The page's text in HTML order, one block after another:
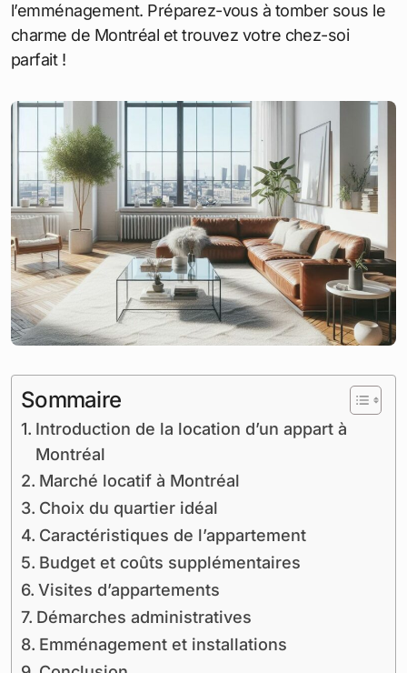
l’emménagement. Préparez-vous à tomber sous le
charme de Montréal et trouvez votre chez-soi
parfait !
Sommaire
Introduction de la location d’un appart à
Montréal
Marché locatif à Montréal
Choix du quartier idéal
Caractéristiques de l’appartement
Budget et coûts supplémentaires
Visites d’appartements
Démarches administratives
Emménagement et installations